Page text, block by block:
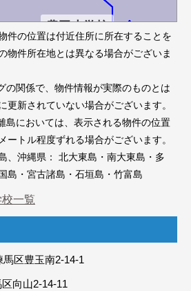
豊玉南小学校
豊玉小学校
件の位置は付近住所に所在することを
物件所在地とは異なる場合がございま
の関係で、物件情報が実際のものとは
更新されていない場合がございます。
島においては、表示される物件の位置
ートル程度ずれる場合がございます。
、沖縄県： 北大東島・南大東島・多
島・宮古諸島・石垣島・竹富島
一覧
馬区豊玉南2-14-1
向山2-14-11